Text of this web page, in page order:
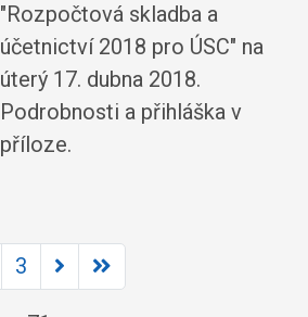
"Rozpočtová skladba a
účetnictví 2018 pro ÚSC" na
úterý 17. dubna 2018.
Podrobnosti a přihláška v
příloze.
3